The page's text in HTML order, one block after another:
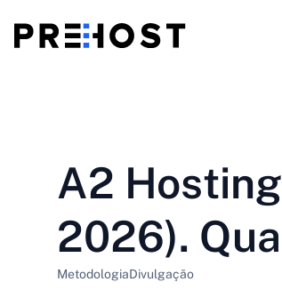
EN - English
LT - Lietuvių
A2
2026).
MetodologiaDivulgação